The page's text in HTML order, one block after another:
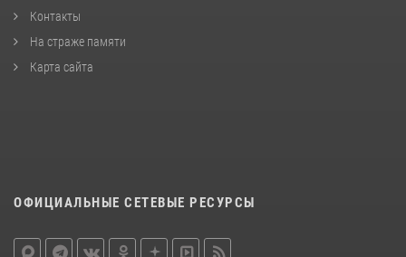
Контакты
На страже памяти
Карта сайта
ОФИЦИАЛЬНЫЕ СЕТЕВЫЕ РЕСУРСЫ